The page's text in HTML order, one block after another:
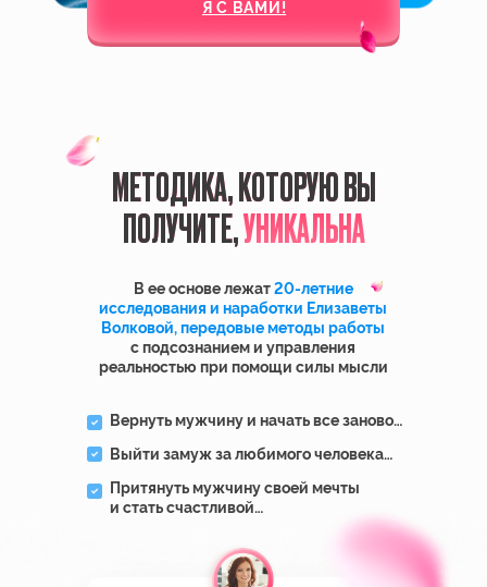
MP3-АУДИО
и уберите ограничивающие
установки, мешающие вам быть
счастливой в любви.
Слушайте ежедневно утром
и вечером в течение 30 дней,
и вы увидите, как изменится
отношение вашего мужчины к вам.
НО И ЭТО ЕЩЕ НЕ ВСЁ!
ВСЕХ, КТО БУДЕТ ДО КОНЦА ВСТРЕЧИ,